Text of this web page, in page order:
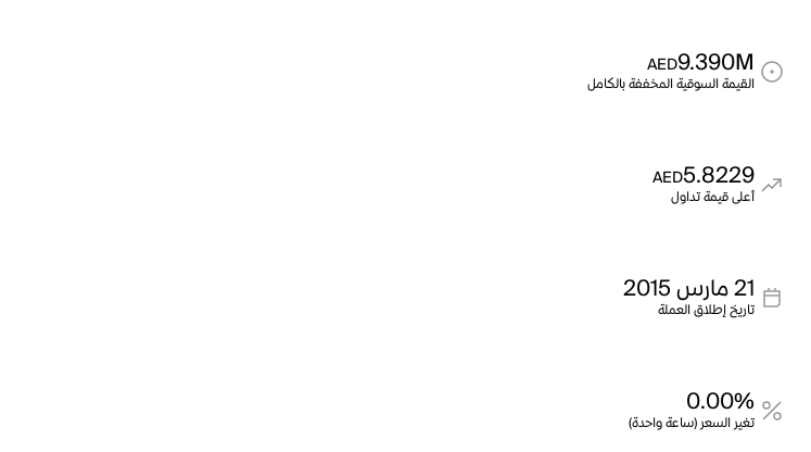
9.390M
AED
القيمة السوقية المخففة بالكامل
5.8229
AED
أعلى قيمة تداول
21 مارس 2015
تاريخ إطلاق العملة
0.00%
تغير السعر (ساعة واحدة)